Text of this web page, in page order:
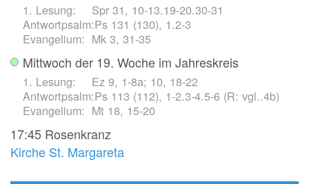
Spr 31, 10-13.19-20.30-31
Ps 131 (130), 1.2-3
Mk 3, 31-35
Mittwoch der 19. Woche im Jahreskreis
Ez 9, 1-8a; 10, 18-22
Ps 113 (112), 1-2.3-4.5-6 (R: vgl..4b)
Mt 18, 15-20
17:45 Rosenkranz
Kirche St. Margareta